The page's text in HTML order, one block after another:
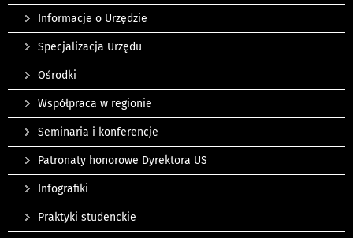
Informacje o Urzędzie
Specjalizacja Urzędu
Ośrodki
Współpraca w regionie
Seminaria i konferencje
Patronaty honorowe Dyrektora US
Infografiki
Praktyki studenckie